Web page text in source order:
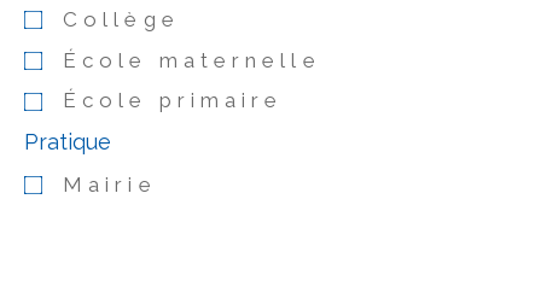
Collège
École maternelle
École primaire
Pratique
Mairie